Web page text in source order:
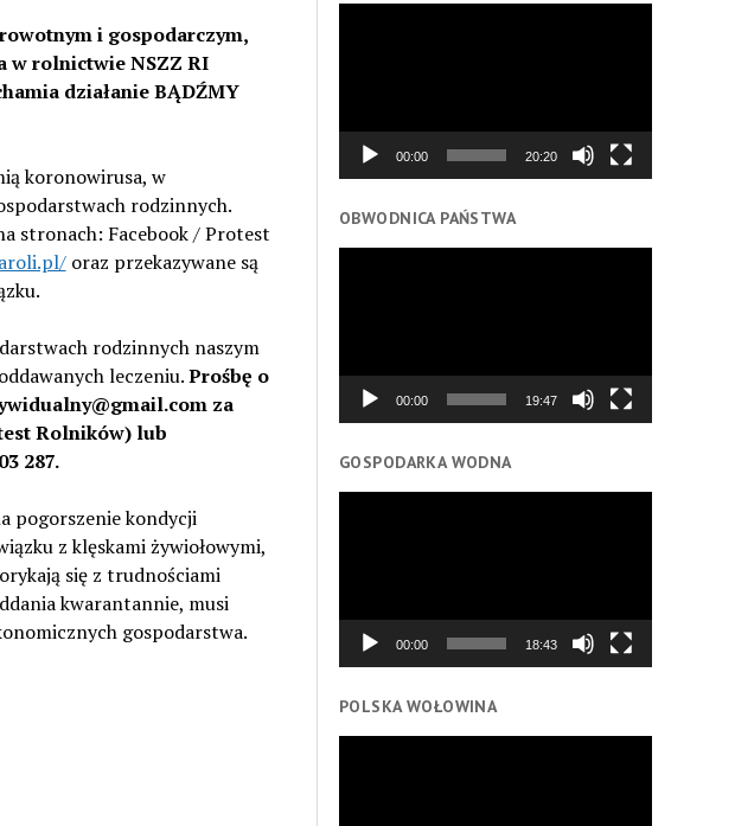
i gospodarczym,
w rolnictwie NSZZ RI
działanie BĄDŹMY
koronowirusa, w
rodzinnych.
stronach: Facebook / Protest
oraz przekazywane są
rodzinnych naszym
leczeniu.Prośbę o
za
Rolników) lub
287.
pogorszenie kondycji
z klęskami żywiołowymi,
się z trudnościami
kwarantannie, musi
gospodarstwa.
00:00 20:20
OBWODNICA PAŃSTWA
00:00 19:47
GOSPODARKA WODNA
00:00 18:43
POLSKA WOŁOWINA